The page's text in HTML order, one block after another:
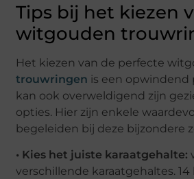
Tips bij het kiezen
witgouden
Het kiezen van de perfecte
trouwringen is een opwindend
kan ook overweldigend zijn
opties. Hier zijn enkele
begeleiden bij deze bijzondere
• Kies het juiste karaatgehalte:
verschillende karaatgehaltes. 14